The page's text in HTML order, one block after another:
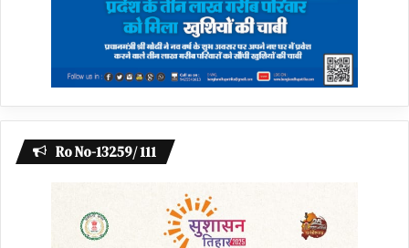
Ro No-13259/ 111